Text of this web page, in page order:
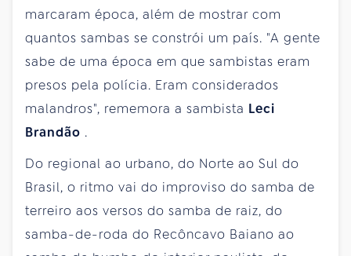
marcaram época, além de mostrar com
quantos sambas se constrói um país. "A gente
sabe de uma época em que sambistas eram
presos pela polícia. Eram considerados
malandros", rememora a sambista Leci
Brandão .
Do regional ao urbano, do Norte ao Sul do
Brasil, o ritmo vai do improviso do samba de
terreiro aos versos do samba de raiz, do
samba-de-roda do Recôncavo Baiano ao